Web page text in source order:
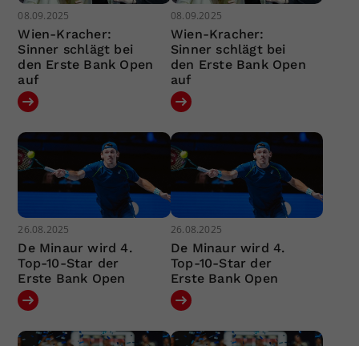
08.09.2025
Wien-Kracher:
Sinner schlägt bei
den Erste Bank Open
auf
08.09.2025
Wien-Kracher:
Sinner schlägt bei
den Erste Bank Open
auf
26.08.2025
De Minaur wird 4.
Top-10-Star der
Erste Bank Open
26.08.2025
De Minaur wird 4.
Top-10-Star der
Erste Bank Open